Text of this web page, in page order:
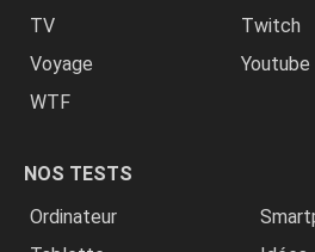
TV
Twitch
Voyage
Youtube
WTF
NOS TESTS
Ordinateur